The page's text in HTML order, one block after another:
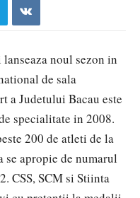
noul sezon in
de sala
a Judetului Bacau este
specialitate in 2008.
200 de atleti de la
apropie de numarul
CSS, SCM si Stiinta